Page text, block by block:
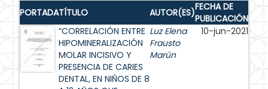
PORTADATÍTULO AUTOR(ES)FECHA DE
PUBLICACIÓN
“CORRELACIÓN ENTRE
HIPOMINERALIZACIÓN
MOLAR INCISIVO Y
PRESENCIA DE CARIES
DENTAL, EN NIÑOS DE 8
Luz Elena
Frausto
Marún
10-jun-2021